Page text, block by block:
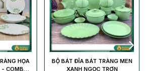
HỌA
- COMBO
BỘ BÁT ĐĨA BÁT TRÀNG MEN
XANH NGỌC TRƠN